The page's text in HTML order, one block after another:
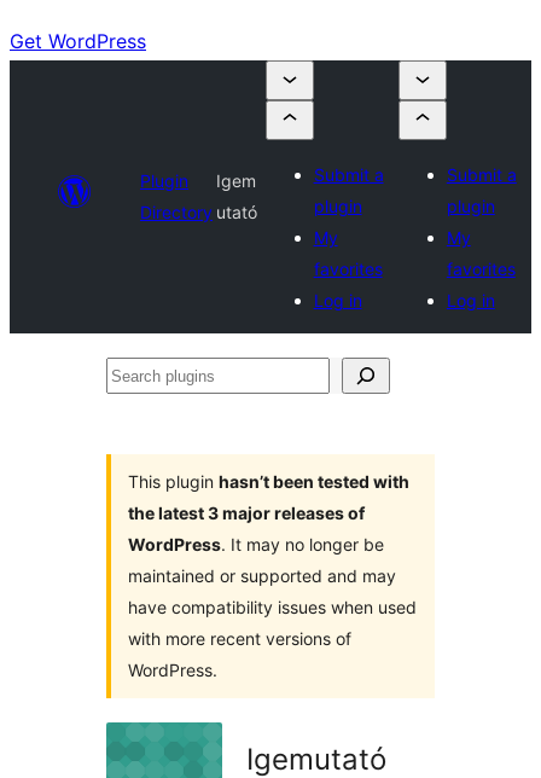
Get WordPress
Plugin
Directory
Igem
utató
Submit a
plugin
My
favorites
Log in
Submit a
plugin
My
favorites
Log in
Search
This plugin hasn’t been tested with
the latest 3 major releases of
WordPress. It may no longer be
maintained or supported and may
have compatibility issues when used
with more recent versions of
WordPress.
Igemutató